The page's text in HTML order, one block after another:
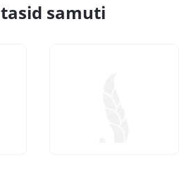
samuti